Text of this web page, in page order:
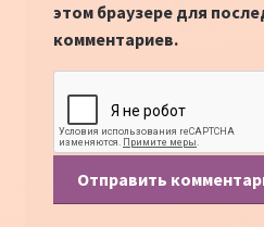
этом браузере для
комментариев.